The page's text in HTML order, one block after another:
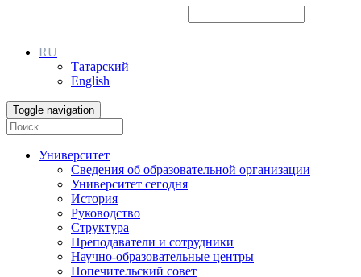
RU
Татарский
English
Toggle navigation
Университет
Сведения об образовательной организации
Университет сегодня
История
Руководство
Структура
Преподаватели и сотрудники
Научно-образовательные центры
Попечительский совет